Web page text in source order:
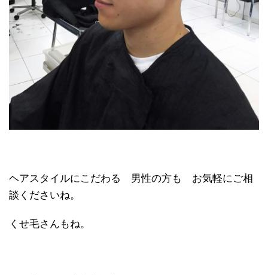
ヘアスタイルにこだわる 男性の方も お気軽にご相
談くださいね。
くせ毛さんもね。